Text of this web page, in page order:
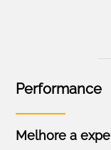
Performance
Melhore a